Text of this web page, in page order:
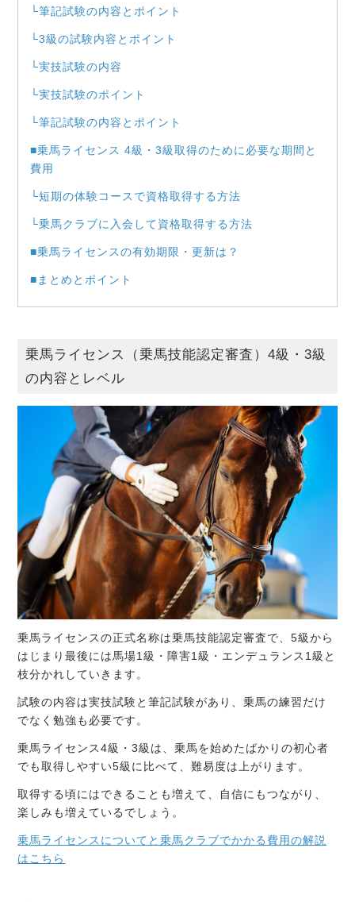
└筆記試験の内容とポイント
└3級の試験内容とポイント
└実技試験の内容
└実技試験のポイント
└筆記試験の内容とポイント
■乗馬ライセンス 4級・3級取得のために必要な期間と
費用
└短期の体験コースで資格取得する方法
└乗馬クラブに入会して資格取得する方法
■乗馬ライセンスの有効期限・更新は？
■まとめとポイント
乗馬ライセンス（乗馬技能認定審査）4級・3級
の内容とレベル
乗馬ライセンスの正式名称は乗馬技能認定審査で、5級から
はじまり最後には馬場1級・障害1級・エンデュランス1級と
枝分かれしていきます。
試験の内容は実技試験と筆記試験があり、乗馬の練習だけ
でなく勉強も必要です。
乗馬ライセンス4級・3級は、乗馬を始めたばかりの初心者
でも取得しやすい5級に比べて、難易度は上がります。
取得する頃にはできることも増えて、自信にもつながり、
楽しみも増えているでしょう。
乗馬ライセンスについてと乗馬クラブでかかる費用の解説
はこちら